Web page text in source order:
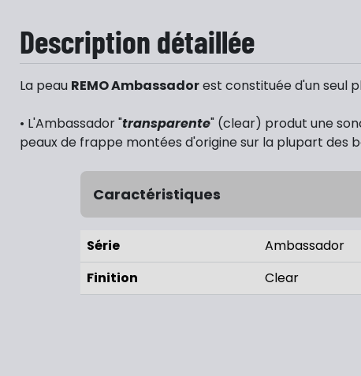
Description détaillée
La peau REMO Ambassadorest constituée d'un seul
• L'Ambassador "transparente" (clear) produt une
peaux de frappe montées d'origine sur la plupart des
Caractéristiques
Série
Ambassador
Finition
Clear